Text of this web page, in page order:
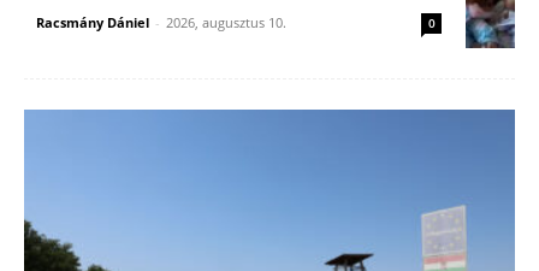
Racsmány Dániel - 2026, augusztus 10. 0